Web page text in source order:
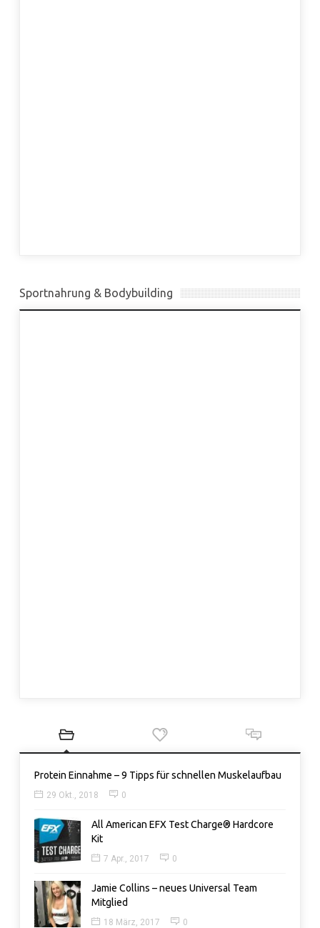
Sportnahrung & Bodybuilding
Protein Einnahme – 9 Tipps für schnellen Muskelaufbau
29 Okt., 2018 0
All American EFX Test Charge® Hardcore
Kit
7 Apr., 2017 0
Jamie Collins – neues Universal Team
Mitglied
18 März, 2017 0